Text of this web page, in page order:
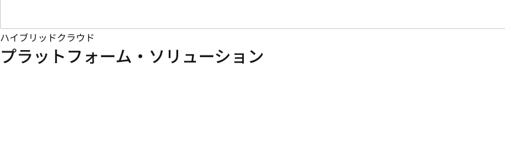
ハイブリッドクラウド
プラットフォーム・ソリューション